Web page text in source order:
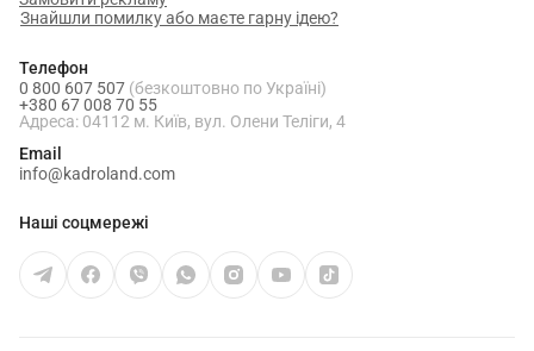
Знайшли помилку або маєте гарну ідею?
Телефон
0 800 607 507 (безкоштовно по Україні)
+380 67 008 70 55
Адреса: 04112 м. Київ, вул. Олени Теліги, 4
Email
info@kadroland.com
Наші соцмережі